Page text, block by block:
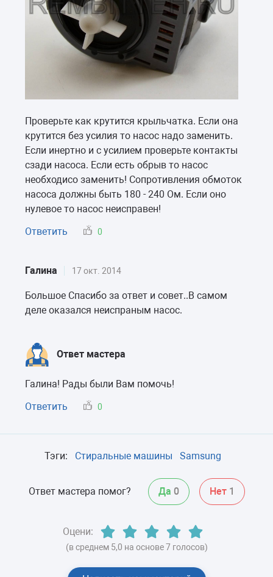
Проверьте как крутится крыльчатка. Если она
крутится без усилия то насос надо заменить.
Если инертно и с усилием проверьте контакты
сзади насоса. Если есть обрыв то насос
необходисо заменить! Сопротивления обмоток
насоса должны быть 180 - 240 Ом. Если оно
нулевое то насос неисправен!
Ответить
0
Галина 17 окт. 2014
Большое Спасибо за ответ и совет..В самом
деле оказался неиспраным насос.
Ответ мастера
Галина! Рады были Вам помочь!
Ответить
0
Тэги: Стиральные машины Samsung
Ответ мастера помог? Да 0 Нет 1
Оцени:
(в среднем 5,0 на основе 7 голосов)